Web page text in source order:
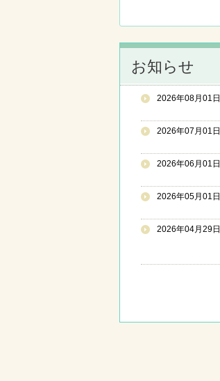
お知らせ
2026年08月01日
2026年07月01日
2026年06月01日
2026年05月01日
2026年04月29日